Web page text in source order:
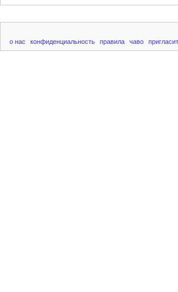
о нас конфиденциальность правила чаво